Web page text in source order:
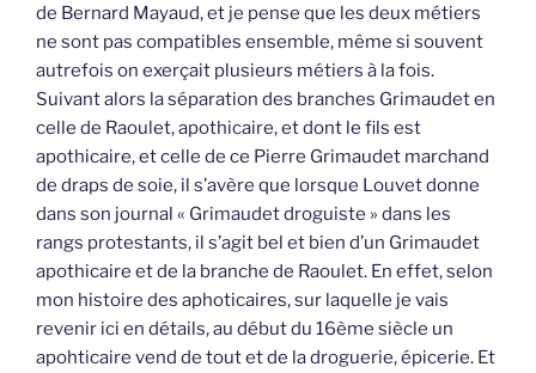
de Bernard Mayaud, et je pense que les deux métiers
ne sont pas compatibles ensemble, même si souvent
autrefois on exerçait plusieurs métiers à la fois.
Suivant alors la séparation des branches Grimaudet en
celle de Raoulet, apothicaire, et dont le fils est
apothicaire, et celle de ce Pierre Grimaudet marchand
de draps de soie, il s’avère que lorsque Louvet donne
dans son journal « Grimaudet droguiste » dans les
rangs protestants, il s’agit bel et bien d’un Grimaudet
apothicaire et de la branche de Raoulet. En effet, selon
mon histoire des aphoticaires, sur laquelle je vais
revenir ici en détails, au début du 16ème siècle un
apohticaire vend de tout et de la droguerie, épicerie. Et